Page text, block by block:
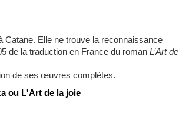
Catane. Elle ne trouve la reconnaissance
de la traduction en France du roman L’Art de
de ses œuvres complètes.
ou L'Art de la joie